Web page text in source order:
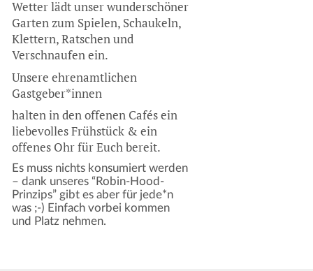
Wetter lädt unser wunderschöner
Garten zum Spielen, Schaukeln,
Klettern, Ratschen und
Verschnaufen ein.
Unsere ehrenamtlichen
Gastgeber*innen
halten in den offenen Cafés ein
liebevolles Frühstück & ein
offenes Ohr für Euch bereit.
Es muss nichts konsumiert werden
– dank unseres “Robin-Hood-
Prinzips” gibt es aber für jede*n
was ;-) Einfach vorbei kommen
und Platz nehmen.